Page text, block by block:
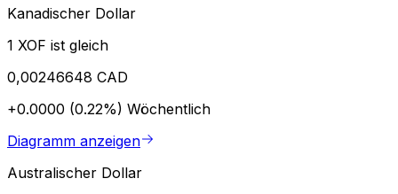
Kanadischer Dollar
1 XOF ist gleich
0,00246648 CAD
+0.0000 (0.22%) Wöchentlich
Diagramm anzeigen
Australischer Dollar